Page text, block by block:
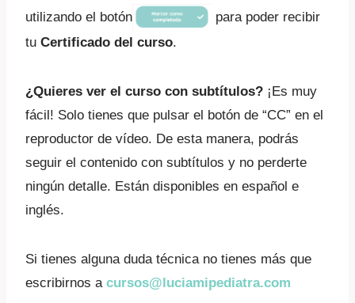
utilizando el botón
para poder recibir
tu Certificado del curso.
¿Quieres ver el curso con subtítulos? ¡Es muy
fácil! Solo tienes que pulsar el botón de “CC” en el
reproductor de vídeo. De esta manera, podrás
seguir el contenido con subtítulos y no perderte
ningún detalle. Están disponibles en español e
inglés.
Si tienes alguna duda técnica no tienes más que
escribirnos a cursos@luciamipediatra.com